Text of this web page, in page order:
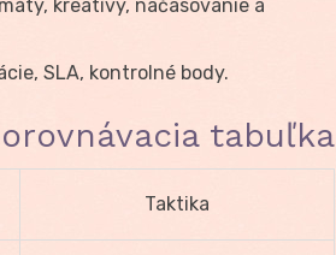
kreatívy, načasovanie a
SLA, kontrolné body.
tabuľka
Taktika